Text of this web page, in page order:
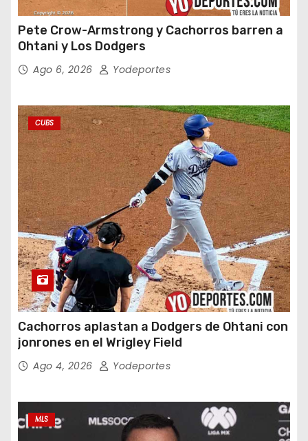
Pete Crow-Armstrong y Cachorros barren a
Ohtani y Los Dodgers
Ago 6, 2026 Yodeportes
CUBS
Cachorros aplastan a Dodgers de Ohtani con
jonrones en el Wrigley Field
Ago 4, 2026 Yodeportes
MLS